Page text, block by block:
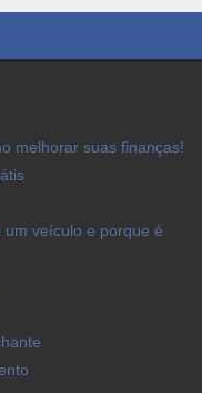
melhorar suas finanças!
veículo e porque é